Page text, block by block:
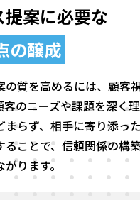
案に必要な
の醸成
の質を高めるには、顧客
客のニーズや課題を深く
まらず、相手に寄り添っ
ることで、信頼関係の構
ります。